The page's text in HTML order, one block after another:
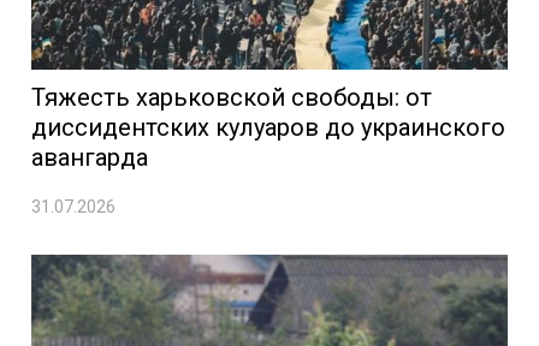
Тяжесть харьковской свободы: от
диссидентских кулуаров до украинского
авангарда
31.07.2026